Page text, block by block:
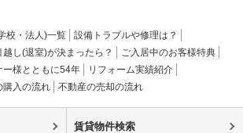
校・法人)一覧
設備トラブルや修理は？
越し(退室)が決まったら？
ご入居中のお客様特典
ー様とともに54年
リフォーム実績紹介
購入の流れ 不動産の売却の流れ
賃貸物件検索